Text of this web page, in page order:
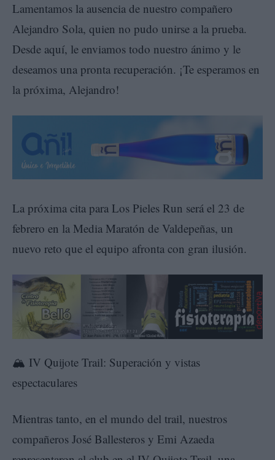
Lamentamos la ausencia de nuestro compañero
Alejandro Sola, quien no pudo unirse a la prueba.
Desde aquí, le enviamos todo nuestro ánimo y le
deseamos una pronta recuperación. ¡Te esperamos en
la próxima, Alejandro!
La próxima cita para Los Pieles Run será el 23 de
febrero en la Media Maratón de Valdepeñas, un
nuevo reto que el equipo afronta con gran ilusión.
🏔️ IV Quijote Trail: Superación y vistas
espectaculares
Mientras tanto, en el mundo del trail, nuestros
compañeros José Ballesteros y Emi Azaeda